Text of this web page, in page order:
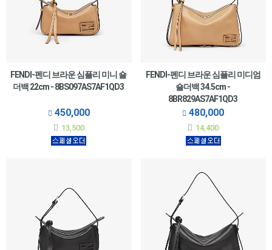
FENDI-펜디 브라운 심플리 미니 숄
더백 22cm - 8BS097AS7AF1QD3
450,000
13,500
FENDI-펜디 브라운 심플리 미디엄
숄더백 34.5cm -
8BR829AS7AF1QD3
480,000
14,400